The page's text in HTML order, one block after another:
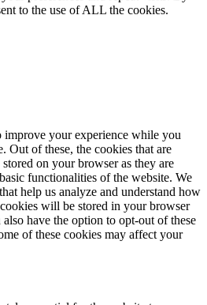
to the use of ALL the cookies.
improve your experience while you
Out of these, the cookies that are
stored on your browser as they are
functionalities of the website. We
help us analyze and understand how
will be stored in your browser
have the option to opt-out of these
of these cookies may affect your